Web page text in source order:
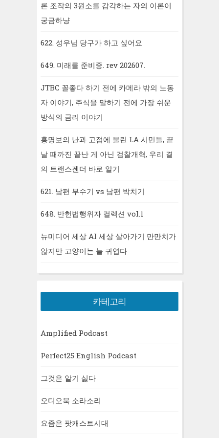
론 조작의 3원소를 감각하는 자의 이론이
궁금하냥
622. 성우님 당구가 하고 싶어요
649. 미래를 준비중. rev 202607.
JTBC 꼴좋다 하기 전에 카메라 밖의 노동
자 이야기, 주식을 말하기 전에 가장 쉬운
방식의 금리 이야기
홍명보의 난과 고점에 물린 LA 시민들, 끝
날 때까진 끝난 게 아닌 검찰개혁, 우리 곁
의 트랜스젠더 바로 알기
621. 남편 부수기 vs 남편 박치기
648. 반헌법행위자 컬렉션 vol.1
뉴미디어 세상 AI 세상 살아가기 만만치가
않지만 고양이는 늘 귀엽다
카테고리
Amplified Podcast
Perfect25 English Podcast
그것은 알기 싫다
오디오북 소라소리
요즘은 팟캐스트시대